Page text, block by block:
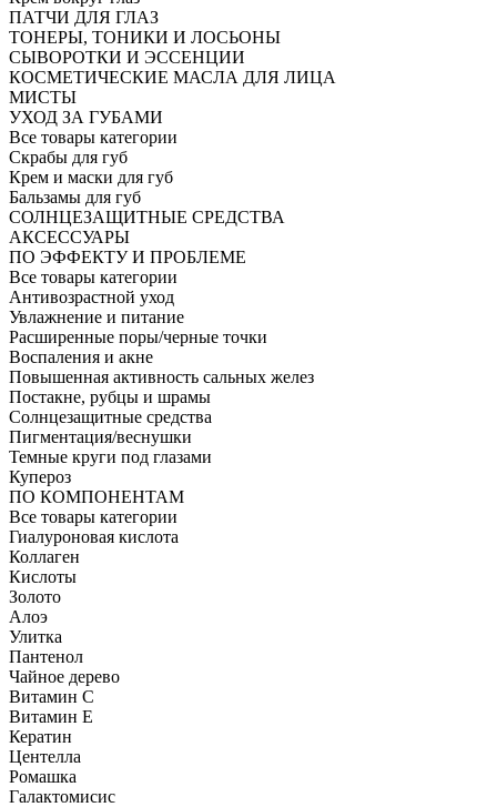
ПАТЧИ ДЛЯ ГЛАЗ
ТОНЕРЫ, ТОНИКИ И ЛОСЬОНЫ
СЫВОРОТКИ И ЭССЕНЦИИ
КОСМЕТИЧЕСКИЕ МАСЛА ДЛЯ ЛИЦА
МИСТЫ
УХОД ЗА ГУБАМИ
Все товары категории
Скрабы для губ
Крем и маски для губ
Бальзамы для губ
СОЛНЦЕЗАЩИТНЫЕ СРЕДСТВА
АКСЕССУАРЫ
ПО ЭФФЕКТУ И ПРОБЛЕМЕ
Все товары категории
Антивозрастной уход
Увлажнение и питание
Расширенные поры/черные точки
Воспаления и акне
Повышенная активность сальных желез
Постакне, рубцы и шрамы
Солнцезащитные средства
Пигментация/веснушки
Темные круги под глазами
Купероз
ПО КОМПОНЕНТАМ
Все товары категории
Гиалуроновая кислота
Коллаген
Кислоты
Золото
Алоэ
Улитка
Пантенол
Чайное дерево
Витамин C
Витамин Е
Кератин
Центелла
Ромашка
Галактомисис